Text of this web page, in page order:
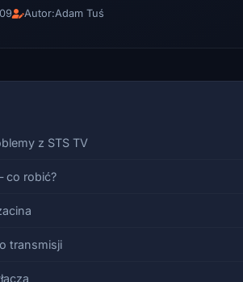
Autor:Adam Tuś
z STS TV
co robić?
transmisji